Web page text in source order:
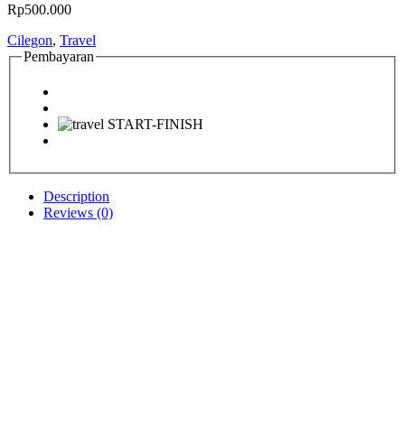
Rp500.000
Cilegon, Travel
Pembayaran
Description
Reviews (0)